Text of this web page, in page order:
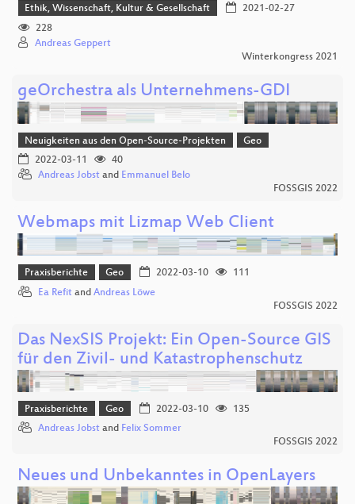
Ethik, Wissenschaft, Kultur & Gesellschaft
2021-02-27
228
Andreas Geppert
Winterkongress 2021
geOrchestra als Unternehmens-GDI
Neuigkeiten aus den Open-Source-Projekten
Geo
2022-03-11
40
Andreas Jobst and Emmanuel Belo
FOSSGIS 2022
Webmaps mit Lizmap Web Client
Praxisberichte Geo 2022-03-10
111
Ea Refit and Andreas Löwe
FOSSGIS 2022
Das NexSIS Projekt: Ein Open-Source GIS
für den Zivil- und Katastrophenschutz
Praxisberichte Geo 2022-03-10
135
Andreas Jobst and Felix Sommer
FOSSGIS 2022
Neues und Unbekanntes in OpenLayers